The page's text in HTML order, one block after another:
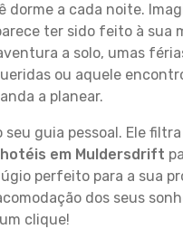
dorme a cada noite.
ter sido feito à sua
a solo, umas
ou aquele
a planear.
seu guia pessoal. Ele filtra
em Muldersdrift
perfeito para a sua
dos seus
clique!